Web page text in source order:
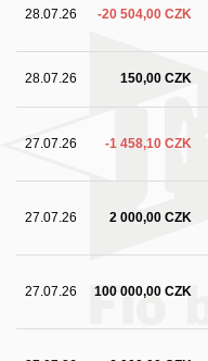
28.07.26 -20 504,00 CZK
28.07.26 150,00 CZK
27.07.26 -1 458,10 CZK
27.07.26 2 000,00 CZK
27.07.26 100 000,00 CZK